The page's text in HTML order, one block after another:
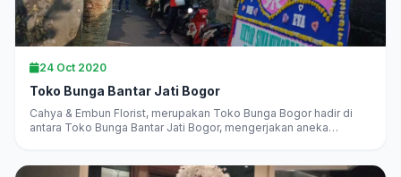
24 Oct 2020
Toko Bunga Bantar Jati Bogor
Cahya & Embun Florist, merupakan Toko Bunga Bogor hadir di
antara Toko Bunga Bantar Jati Bogor, mengerjakan aneka